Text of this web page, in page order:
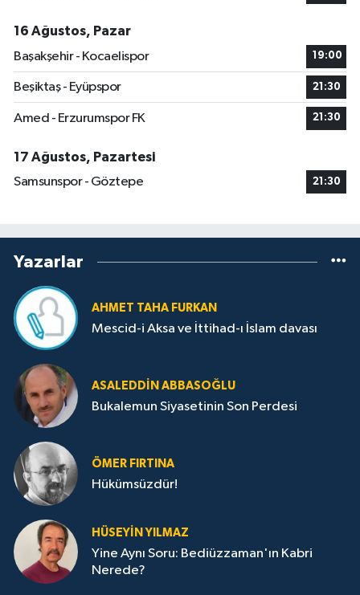
16 Ağustos, Pazar
Başakşehir - Kocaelispor
19:00
Beşiktaş - Eyüpspor 21:30
Amed - Erzurumspor FK 21:30
17 Ağustos, Pazartesi
Samsunspor - Göztepe
21:30
Yazarlar
AHMET TAHA FURKAN
Mescid-i Aksa ve İttihad-ı İslam davası
ASALEDDIN ABBASOĞLU
Bukalemun Siyasetinin Son Perdesi
ÖMER FIRTINA
Hükümsüzdür!
HÜSEYIN YILMAZ
Yine Aynı Soru: Bediüzzaman'ın Kabri
Nerede?